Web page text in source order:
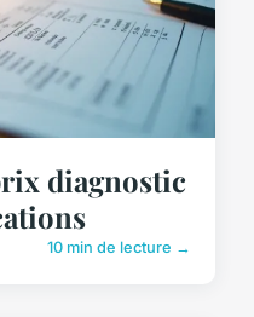
diagnostic
10 min de lecture →